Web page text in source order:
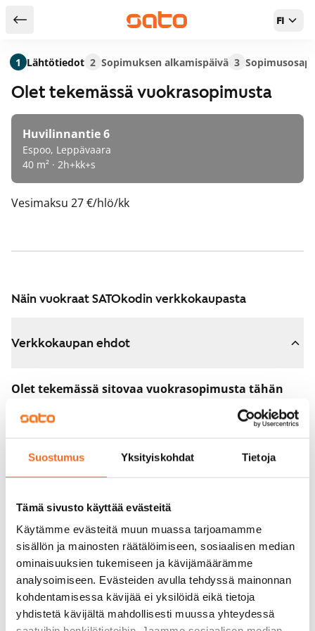
Suostumus Yksityiskohdat Tietoja
Tämä sivusto käyttää evästeitä
Käytämme evästeitä muun muassa tarjoamamme
sisällön ja mainosten räätälöimiseen, sosiaalisen median
ominaisuuksien tukemiseen ja kävijämäärämme
analysoimiseen. Evästeiden avulla tehdyssä mainonnan
kohdentamisessa kävijää ei yksilöidä eikä tietoja
yhdistetä kävijältä mahdollisesti muussa yhteydessä
Takaisin hakutuloksiin FI
Olet tekemässä vuokrasopimusta
Huvilinnantie 6
Espoo, Leppävaara
40 m² · 2h+kk+s
Vesimaksu 27 €/hlö/kk
Näin vuokraat SATOkodin verkkokaupasta
Verkkokaupan ehdot
Olet tekemässä sitovaa vuokrasopimusta tähän
Sopimus astuu voimaan heti, kun maksat 300 euron
varausmaksun verkkokaupassa. Palautamme summan
sinulle kokonaisuudessaan vuokrasopimuksen
Voit peruuttaa sopimuksen vielä asuntonäytöllä, jos
koti ei vastaa odotuksiasi. Tällöin palautamme
varausmaksun sinulle kokonaisuudessaan, yleensä
seuraavana arkipäivänä.
Vakuus 0 euroa.
1 Lähtötiedot 2 Sopimuksen alkamispäivä 3